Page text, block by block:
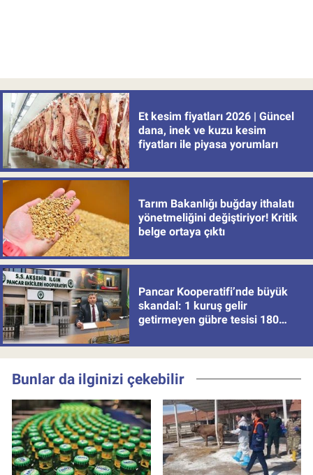
Et kesim fiyatları 2026 | Güncel
dana, inek ve kuzu kesim
fiyatları ile piyasa yorumları
Tarım Bakanlığı buğday ithalatı
yönetmeliğini değiştiriyor! Kritik
belge ortaya çıktı
Pancar Kooperatifi’nde büyük
skandal: 1 kuruş gelir
getirmeyen gübre tesisi 180
Bunlar da ilginizi çekebilir